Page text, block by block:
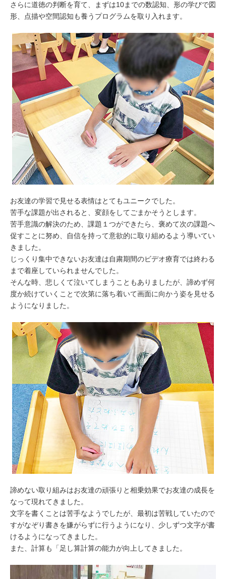
さらに道徳の判断を育て、まずは10までの数認知、形の学びで図
形、点描や空間認知も養うプログラムを取り入れます。
お友達の学習で見せる表情はとてもユニークでした。
苦手な課題が出されると、変顔をしてごまかそうとします。
苦手意識の解決のため、課題１つができたら、褒めて次の課題へ
促すことに努め、自信を持って意欲的に取り組めるよう導いてい
きました。
じっくり集中できないお友達は自粛期間のビデオ療育では終わる
まで着座していられませんでした。
そんな時、悲しくて泣いてしまうこともありましたが、諦めず何
度か続けていくことで次第に落ち着いて画面に向かう姿を見せる
ようになりました。
諦めない取り組みはお友達の頑張りと相乗効果でお友達の成長を
なって現れてきました。
文字を書くことは苦手なようでしたが、最初は苦戦していたので
すがなぞり書きを嫌がらずに行うようになり、少しずつ文字が書
けるようになってきました。
また、計算も「足し算計算の能力が向上してきました。